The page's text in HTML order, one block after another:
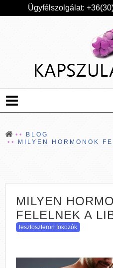
Ügyfélszolgálat:
BLOG
MILYEN HORMONOK
MILYEN
FELELNEK A
tesztoszteron fokozók